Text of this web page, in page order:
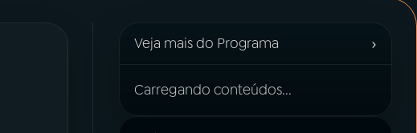
Veja mais do Programa ›
Carregando conteúdos...